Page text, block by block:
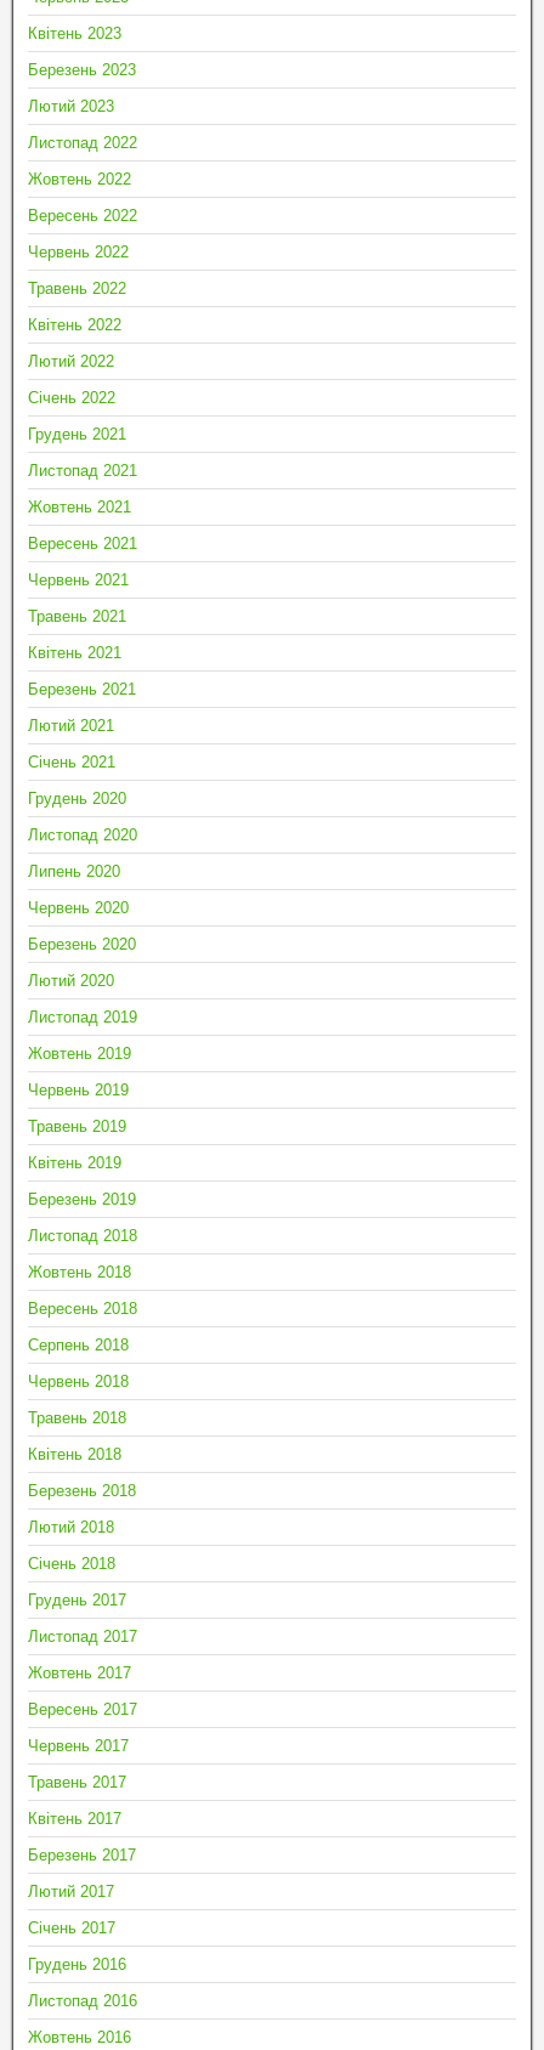
Квітень 2023
Березень 2023
Лютий 2023
Листопад 2022
Жовтень 2022
Вересень 2022
Червень 2022
Травень 2022
Квітень 2022
Лютий 2022
Січень 2022
Грудень 2021
Листопад 2021
Жовтень 2021
Вересень 2021
Червень 2021
Травень 2021
Квітень 2021
Березень 2021
Лютий 2021
Січень 2021
Грудень 2020
Листопад 2020
Липень 2020
Червень 2020
Березень 2020
Лютий 2020
Листопад 2019
Жовтень 2019
Червень 2019
Травень 2019
Квітень 2019
Березень 2019
Листопад 2018
Жовтень 2018
Вересень 2018
Серпень 2018
Червень 2018
Травень 2018
Квітень 2018
Березень 2018
Лютий 2018
Січень 2018
Грудень 2017
Листопад 2017
Жовтень 2017
Вересень 2017
Червень 2017
Травень 2017
Квітень 2017
Березень 2017
Лютий 2017
Січень 2017
Грудень 2016
Листопад 2016
Жовтень 2016